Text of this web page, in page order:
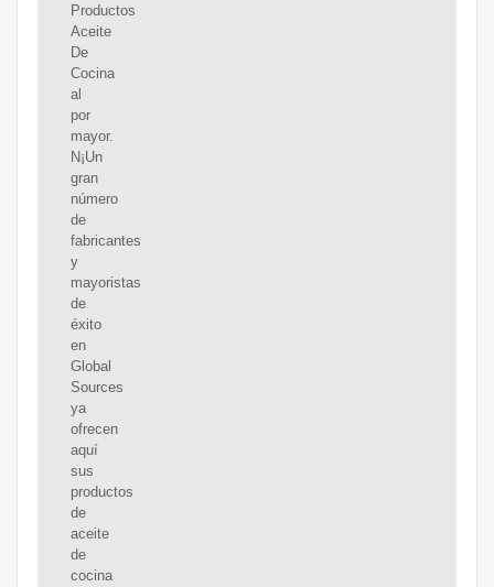
Productos
Aceite
De
Cocina
al
por
mayor.
N¡Un
gran
número
de
fabricantes
y
mayoristas
de
éxito
en
Global
Sources
ya
ofrecen
aquí
sus
productos
de
aceite
de
cocina